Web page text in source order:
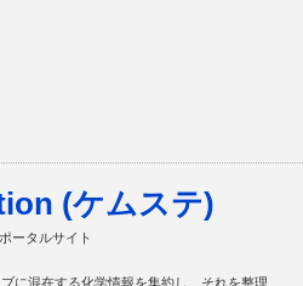
(ケムステ)
ータルサイト
に混在する化学情報を集約し、それを整理、